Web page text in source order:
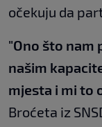
očekuju da
"Ono što nam
našim
mjesta i mi to
Broćeta iz